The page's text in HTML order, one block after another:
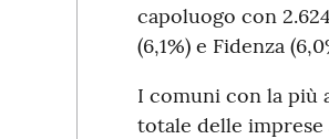
capoluogo con
(6,1%) e Fidenza
I comuni con la più
totale delle imprese